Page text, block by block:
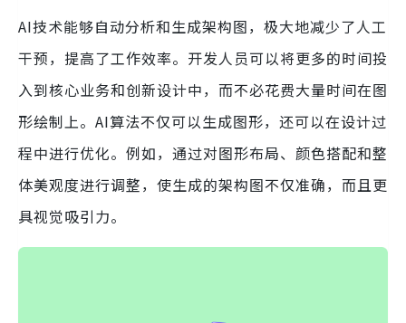
AI技术能够自动分析和生成架构图，极大地减少了人工
干预，提高了工作效率。开发人员可以将更多的时间投
入到核心业务和创新设计中，而不必花费大量时间在图
形绘制上。AI算法不仅可以生成图形，还可以在设计过
程中进行优化。例如，通过对图形布局、颜色搭配和整
体美观度进行调整，使生成的架构图不仅准确，而且更
具视觉吸引力。